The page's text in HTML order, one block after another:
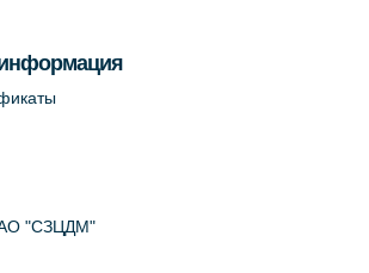
АО "СЗЦДМ"